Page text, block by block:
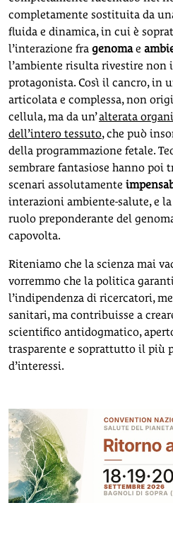
completamente sostituita da
fluida e dinamica, in cui è
l’interazione fra genomae
l’ambiente risulta rivestire non
protagonista. Così il cancro, in
articolata e complessa, non
cellula, ma da un’alterata
dell’intero tessuto, che può
della programmazione fetale.
sembrare fantasiose hanno poi
scenari assolutamente
interazioni ambiente-salute, e
ruolo preponderante del
capovolta.
Riteniamo che la scienza mai
vorremmo che la politica
l’indipendenza di ricercatori,
sanitari, ma contribuisse a
scientifico antidogmatico,
trasparente e soprattutto il più
d’interessi.